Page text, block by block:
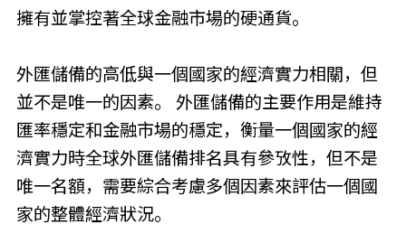
擁有並掌控著全球金融市場的硬通貨。
外匯儲備的高低與一個國家的經濟實力相關，但
並不是唯一的因素。 外匯儲備的主要作用是維持
匯率穩定和金融市場的穩定，衡量一個國家的經
濟實力時全球外匯儲備排名具有參攷性，但不是
唯一名額，需要綜合考慮多個因素來評估一個國
家的整體經濟狀況。